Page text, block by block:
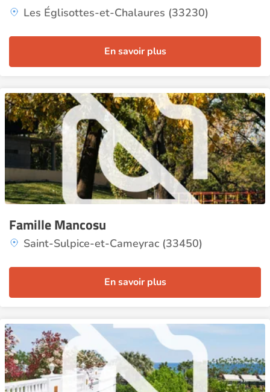
Les Églisottes-et-Chalaures (33230)
En savoir plus
Famille Mancosu
Saint-Sulpice-et-Cameyrac (33450)
En savoir plus